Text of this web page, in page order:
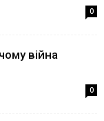
0
війна
0